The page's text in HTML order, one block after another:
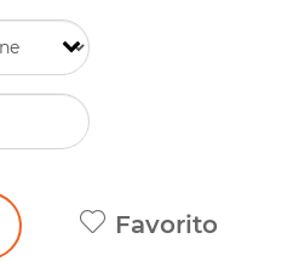
Favorito